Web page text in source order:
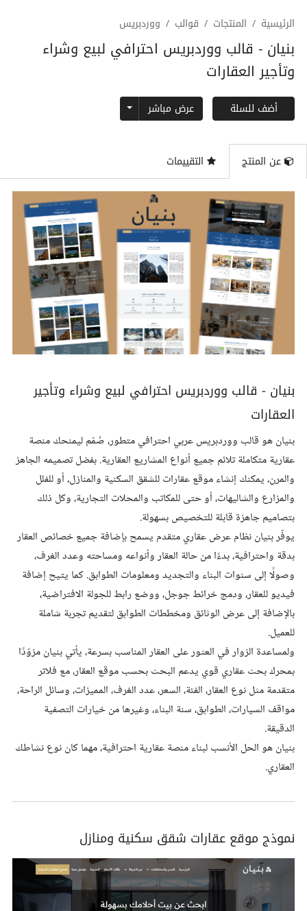
الرئيسية المنتجات قوالب ووردبريس
بنيان - قالب ووردبريس احترافي لبيع وشراء
وتأجير العقارات
أضف للسلة عرض مباشر Toggle Dropdown
عن المنتج التقييمات
بنيان - قالب ووردبريس احترافي لبيع وشراء وتأجير
العقارات
بنيان هو قالب ووردبريس عربي احترافي متطور، صُمّم ليمنحك منصة
عقارية متكاملة تلائم جميع أنواع المشاريع العقارية. بفضل تصميمه الجاهز
والمرن، يمكنك إنشاء موقع عقارات للشقق السكنية والمنازل، أو للفلل
والمزارع والشاليهات، أو حتى للمكاتب والمحلات التجارية، وكل ذلك
بتصاميم جاهزة قابلة للتخصيص بسهولة.
يوفّر بنيان نظام عرض عقاري متقدم يسمح بإضافة جميع خصائص العقار
بدقة واحترافية، بدءًا من حالة العقار وأنواعه ومساحته وعدد الغرف،
وصولًا إلى سنوات البناء والتجديد ومعلومات الطوابق. كما يتيح إضافة
فيديو للعقار، ودمج خرائط جوجل، ووضع رابط للجولة الافتراضية،
بالإضافة إلى عرض الوثائق ومخططات الطوابق لتقديم تجربة شاملة
للعميل.
ولمساعدة الزوار في العثور على العقار المناسب بسرعة، يأتي بنيان مزوّدًا
بمحرك بحث عقاري قوي يدعم البحث بحسب موقع العقار، مع فلاتر
متقدمة مثل نوع العقار، الفئة، السعر، عدد الغرف، المميزات، وسائل الراحة،
مواقف السيارات، الطوابق، سنة البناء، وغيرها من خيارات التصفية
الدقيقة.
بنيان هو الحل الأنسب لبناء منصة عقارية احترافية، مهما كان نوع نشاطك
العقاري.
نموذج موقع عقارات شقق سكنية ومنازل